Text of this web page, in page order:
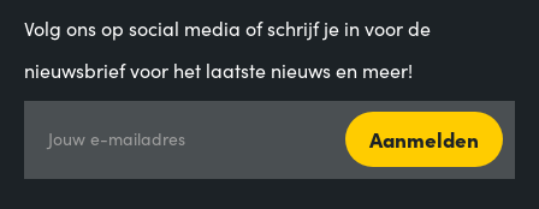
Volg ons op social media of schrijf je in voor de
nieuwsbrief voor het laatste nieuws en meer!
Jouw e-mailadres Aanmelden